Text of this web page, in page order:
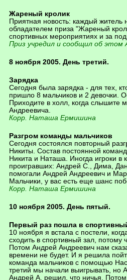
Жареный кролик
Приятная новость: каждый житель
обладателем приза "Жареный
спортивных мероприятиях и за
Приз учредил и сообщил об этом
8 ноября 2005. День третий.
Зарядка
Сегодня была зарядка - для тех,
пришло 8 мальчиков и 2 девочки.
Приходите в холл, когда слышите
Андреевича.
Корр. Наташа Ермишина
Разгром команды мальчиков
Сегодня состоялся повторный
Никиты. Состав постоянной
Никита и Наташа. Иногда игроки
проигравших: Андрей С., Дима,
помогали Андрей Андреевич и
Мальчики, у вас есть еще шанс
Корр. Наташа Ермишина
10 ноября 2005. День пятый.
Первый раз пошла в
10 ноября я встала с постели,
сходить в спортивный зал, потому
Потом Андрей Андреевич нам
времени не будет. И я решила
команда мальчиков с помощью
третий мы начали выигрывать, но
Андрей А. решил, что ничья.